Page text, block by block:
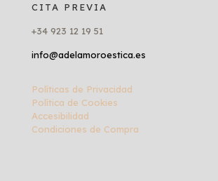
CITA PREVIA
+34 923 12 19 51
info@adelamoroestica.es
Políticas de Privacidad
Política de Cookies
Accesibilidad
Condiciones de Compra